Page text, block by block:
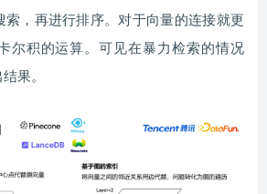
索，再进行排序。对于向量的连接就更
尔积的运算。可见在暴力检索的情况
果。